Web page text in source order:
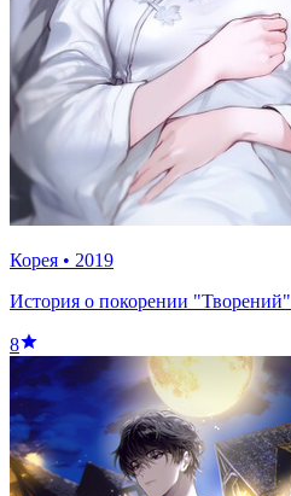
Корея • 2019
История о покорении "Творений"
8